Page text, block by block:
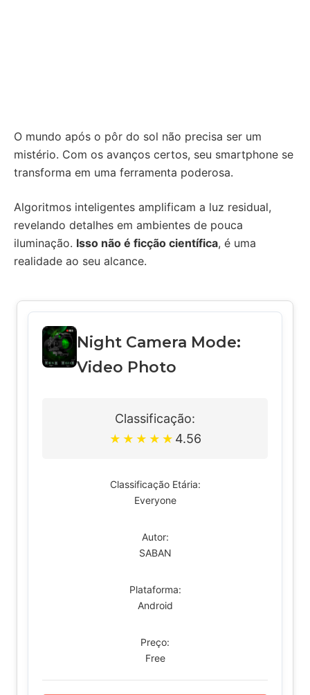
O mundo após o pôr do sol não precisa ser um
mistério. Com os avanços certos, seu smartphone se
transforma em uma ferramenta poderosa.
Algoritmos inteligentes amplificam a luz residual,
revelando detalhes em ambientes de pouca
iluminação. Isso não é ficção científica, é uma
realidade ao seu alcance.
Night Camera Mode:
Video Photo
Classificação:
★ ★ ★ ★ ★ 4.56
Classificação Etária:
Everyone
Autor:
SABAN
Plataforma:
Android
Preço:
Free